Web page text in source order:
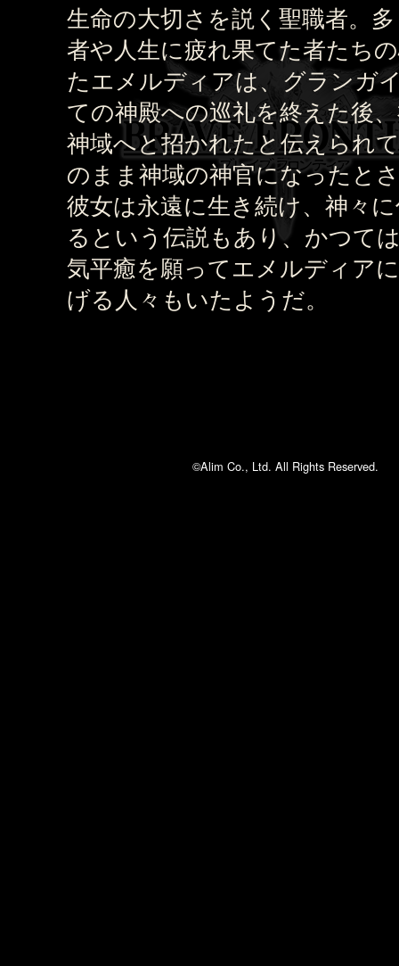
生命の大切さを説く聖職者。
者や人生に疲れ果てた者たち
たエメルディアは、グランガ
ての神殿への巡礼を終えた後
神域へと招かれたと伝えられ
のまま神域の神官になったと
彼女は永遠に生き続け、神々
るという伝説もあり、かつて
気平癒を願ってエメルディア
げる人々もいたようだ。
©Alim Co., Ltd. All Rights Reserved.